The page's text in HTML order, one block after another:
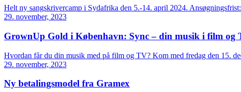
Helt ny sangskrivercamp i Sydafrika den 5.-14. april 2024.
29. november, 2023
GrownUp Gold i København: Sync – din musik i film og
Hvordan får du din musik med på film og TV? Kom med fredag den 15.
29. november, 2023
Ny betalingsmodel fra Gramex